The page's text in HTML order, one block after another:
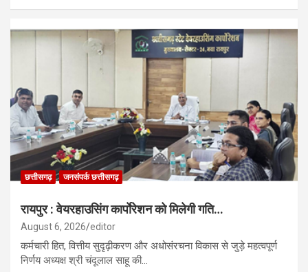
छत्तीसगढ़ जनसंपर्क छत्तीसगढ़
रायपुर : वेयरहाउसिंग कार्पाेरेशन को मिलेगी गति…
August 6, 2026 editor
कर्मचारी हित, वित्तीय सुदृढ़ीकरण और अधोसंरचना विकास से जुड़े महत्वपूर्ण
निर्णय अध्यक्ष श्री चंदूलाल साहू की…